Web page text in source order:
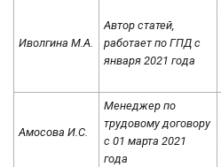
Иволгина М.А.
Автор статей,
работает по ГПД с
января 2021 года
Амосова И.С.
Менеджер по
трудовому договору
с 01 марта 2021
года